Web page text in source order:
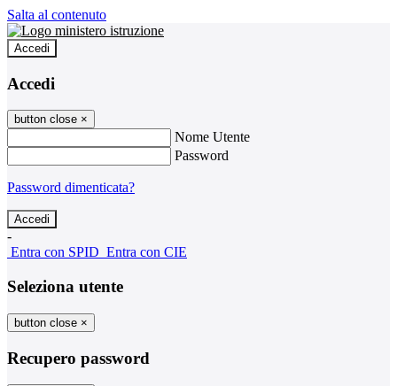
Salta al contenuto
Accedi
Accedi
button close ×
Nome Utente
Password
Password dimenticata?
-
Entra con SPID Entra con CIE
Seleziona utente
button close ×
Recupero password